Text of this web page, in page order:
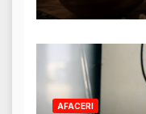
AFACERI